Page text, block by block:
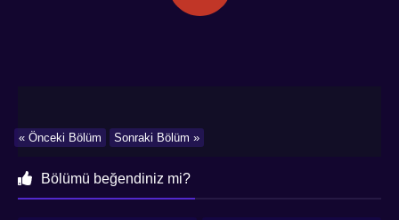
Sonraki Bölüm »
« Önceki Bölüm
Bölümü beğendiniz mi?